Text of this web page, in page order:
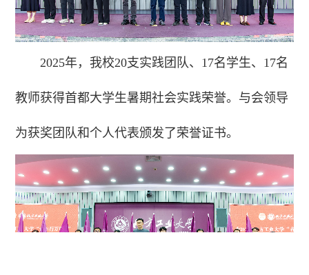
2025年，我校20支实践团队、17名学生、17名
教师获得首都大学生暑期社会实践荣誉。与会领导
为获奖团队和个人代表颁发了荣誉证书。